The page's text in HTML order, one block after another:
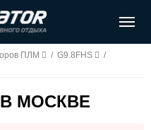
ПЛМ / G9.8FHS
/
МОСКВЕ